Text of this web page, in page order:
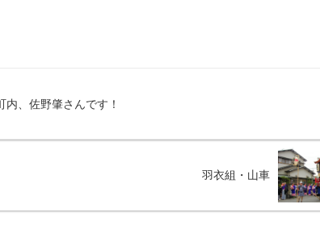
内、佐野肇さんです！
羽衣組・山車